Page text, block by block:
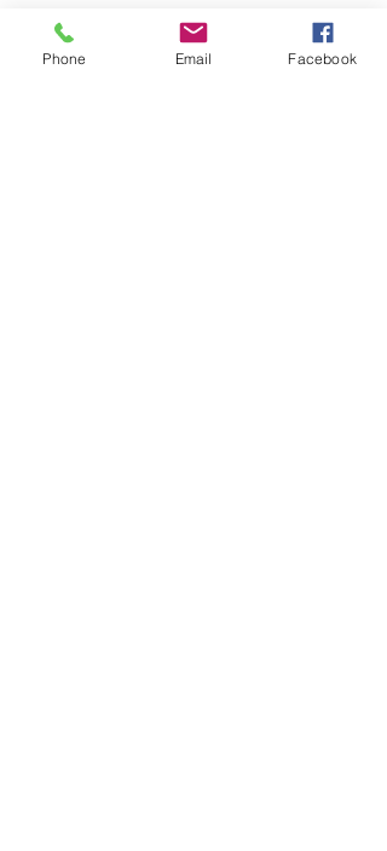
También puedes unirte a este
programa desde la app.
Ir a la app
Phone Email Facebook